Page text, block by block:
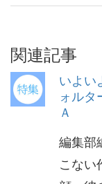
関連記事
いよい
ォルタ
Ａ
編集
こない